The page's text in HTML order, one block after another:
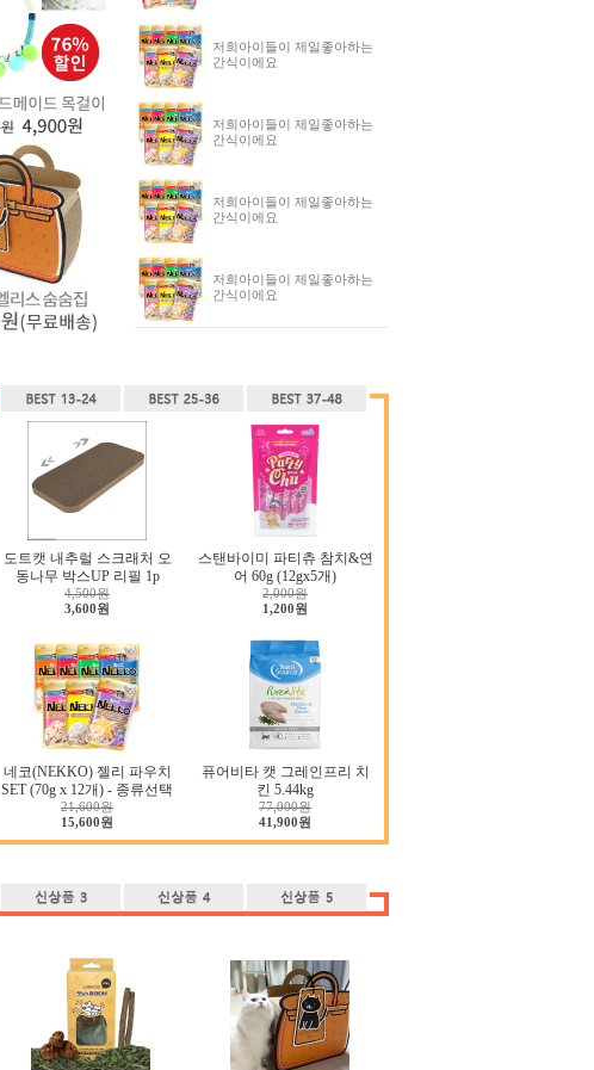
저희아이들이 제일좋아하는
간식이에요
저희아이들이 제일좋아하는
간식이에요
저희아이들이 제일좋아하는
간식이에요
저희아이들이 제일좋아하는
간식이에요
도트캣 내추럴 스크래처 오
동나무 박스UP 리필 1p
4,500원
3,600원
스탠바이미 파티츄 참치&연
어 60g (12gx5개)
2,000원
1,200원
네코(NEKKO) 젤리 파우치
SET (70g x 12개) - 종류선택
21,600원
15,600원
퓨어비타 캣 그레인프리 치
킨 5.44kg
77,000원
41,900원